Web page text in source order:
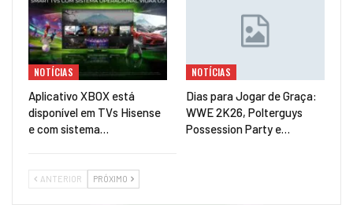
NOTÍCIAS
Aplicativo XBOX está
disponível em TVs Hisense
e com sistema…
NOTÍCIAS
Dias para Jogar de Graça:
WWE 2K26, Polterguys
Possession Party e…
ANTERIOR PRÓXIMO